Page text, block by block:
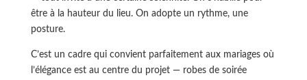
être à la hauteur du lieu. On adopte un rythme, une
posture.
C’est un cadre qui convient parfaitement aux mariages où
l’élégance est au centre du projet — robes de soirée